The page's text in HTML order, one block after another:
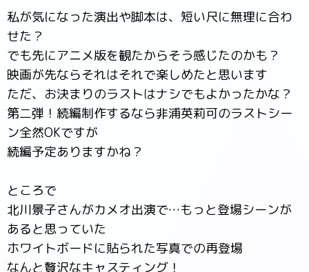
私が気になった演出や脚本は、短い尺に無理に合わ
せた？
でも先にアニメ版を観たからそう感じたのかも？
映画が先ならそれはそれで楽しめたと思います
ただ、お決まりのラストはナシでもよかったかな？
第二弾！続編制作するなら非浦英莉可のラストシー
ン全然OKですが
続編予定ありますかね？
ところで
北川景子さんがカメオ出演で…もっと登場シーンが
あると思っていた
ホワイトボードに貼られた写真での再登場
なんと贅沢なキャスティング！